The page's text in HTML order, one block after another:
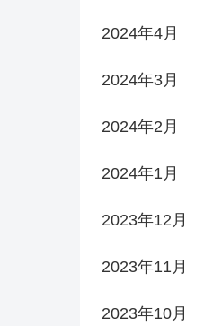
2024年4月
2024年3月
2024年2月
2024年1月
2023年12月
2023年11月
2023年10月